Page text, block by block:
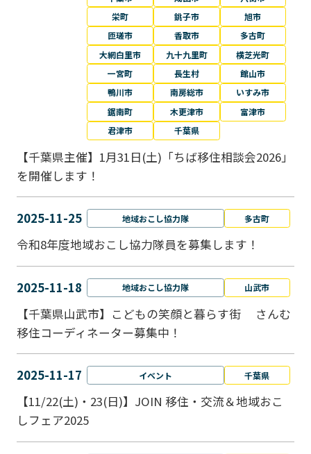
栄町
銚子市
旭市
匝瑳市
香取市
多古町
大網白里市
九十九里町
横芝光町
一宮町
長生村
館山市
鴨川市
南房総市
いすみ市
鋸南町
木更津市
富津市
君津市
千葉県
【千葉県主催】1月31日(土)「ちば移住相談会2026」
を開催します！
2025-11-25 地域おこし協力隊 多古町
令和8年度地域おこし協力隊員を募集します！
2025-11-18 地域おこし協力隊 山武市
【千葉県山武市】こどもの笑顔と暮らす街 さんむ
移住コーディネーター募集中！
2025-11-17 イベント 千葉県
【11/22(土)・23(日)】JOIN 移住・交流＆地域おこ
しフェア2025